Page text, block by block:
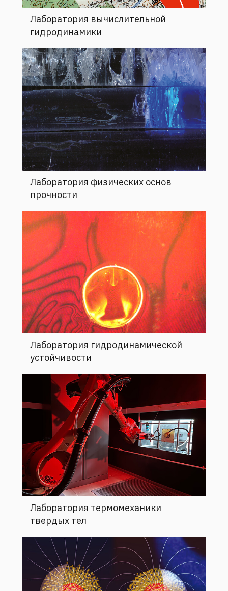
Лаборатория вычислительной
гидродинамики
Лаборатория физических основ
прочности
Лаборатория гидродинамической
устойчивости
Лаборатория термомеханики
твердых тел